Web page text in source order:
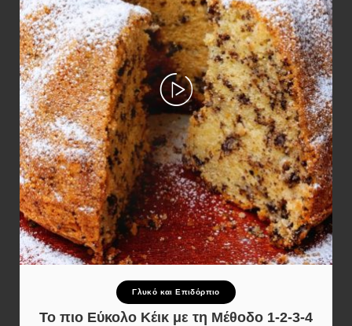
Γλυκό και Επιδόρπιο
Το πιο Εύκολο Κέικ με τη Μέθοδο 1-2-3-4